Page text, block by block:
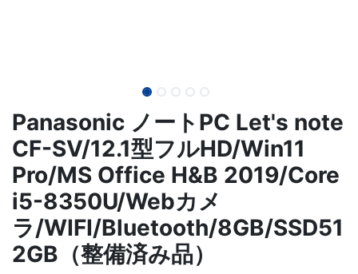
Panasonic ノートPC Let's note
CF-SV/12.1型フルHD/Win11
Pro/MS Office H&B 2019/Core
i5-8350U/Webカメ
ラ/WIFI/Bluetooth/8GB/SSD51
2GB（整備済み品）